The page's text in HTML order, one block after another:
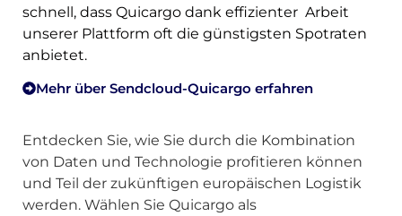
schnell, dass Quicargo dank effizienter Arbeit
unserer Plattform oft die günstigsten Spotraten
anbietet.
Mehr über Sendcloud-Quicargo erfahren
Entdecken Sie, wie Sie durch die Kombination
von Daten und Technologie profitieren können
und Teil der zukünftigen europäischen Logistik
werden. Wählen Sie Quicargo als